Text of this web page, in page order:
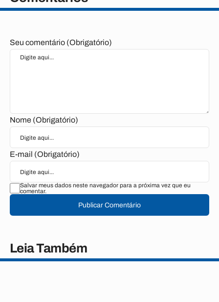
Seu comentário (Obrigatório)
Nome (Obrigatório)
E-mail (Obrigatório)
Salvar meus dados neste navegador para a próxima vez que eu
comentar.
Publicar Comentário
Leia Também